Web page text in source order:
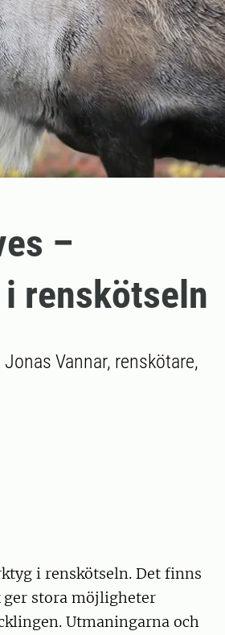
–
renskötseln
Vannar, renskötare,
i renskötseln. Det finns
ger stora möjligheter
Utmaningarna och